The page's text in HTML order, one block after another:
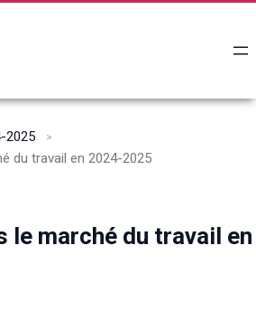
2025
du travail en 2024-2025
le marché du travail en